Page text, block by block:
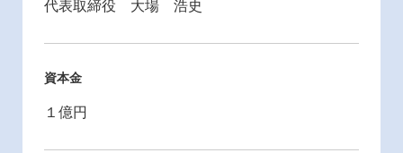
代表取締役 大場 浩史
資本金
１億円